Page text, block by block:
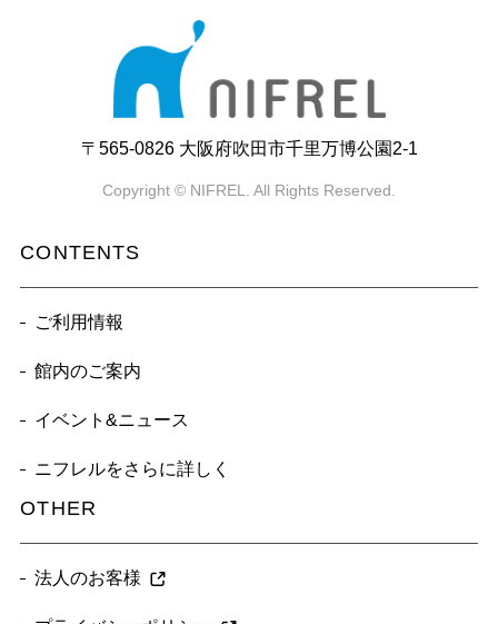
〒565-0826 大阪府吹田市千里万博公園2-1
Copyright © NIFREL. All Rights Reserved.
CONTENTS
ご利用情報
館内のご案内
イベント&ニュース
ニフレルをさらに詳しく
OTHER
法人のお客様